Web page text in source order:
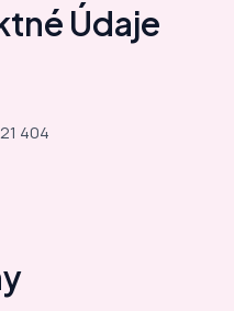
Údaje
404